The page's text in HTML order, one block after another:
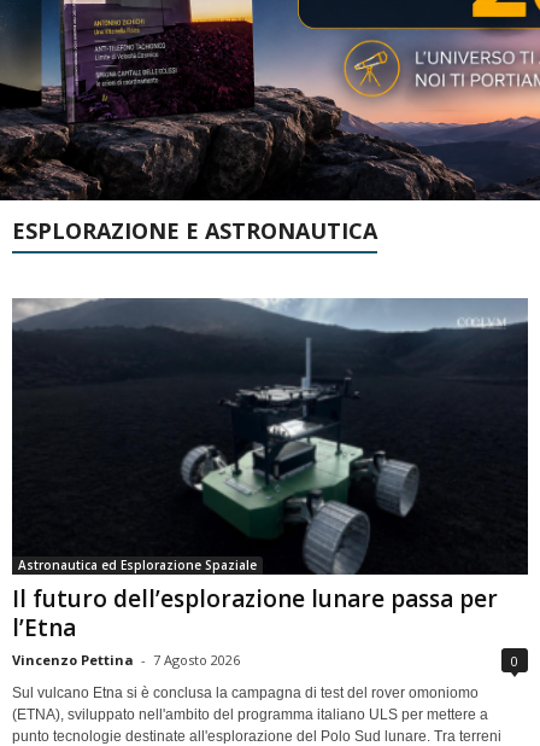
ESPLORAZIONE E ASTRONAUTICA
Astronautica ed Esplorazione Spaziale
Il futuro dell’esplorazione lunare passa per
l’Etna
Vincenzo Pettina - 7 Agosto 2026 0
Sul vulcano Etna si è conclusa la campagna di test del rover omoniomo
(ETNA), sviluppato nell'ambito del programma italiano ULS per mettere a
punto tecnologie destinate all'esplorazione del Polo Sud lunare. Tra terreni